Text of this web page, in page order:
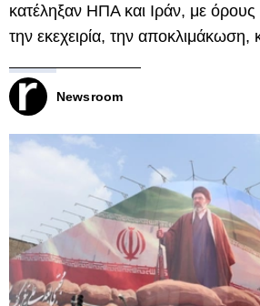
κατέληξαν ΗΠΑ και Ιράν, με όρους
την εκεχειρία, την αποκλιμάκωση,
Newsroom